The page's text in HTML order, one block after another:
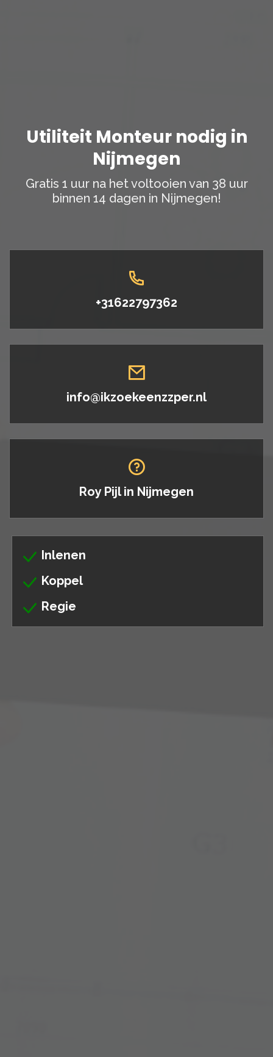
Utiliteit Monteur nodig in
Nijmegen
Gratis 1 uur na het voltooien van 38 uur
binnen 14 dagen in Nijmegen!
+31622797362
info@ikzoekeenzzper.nl
Roy Pijl in Nijmegen
Inlenen
Koppel
Regie